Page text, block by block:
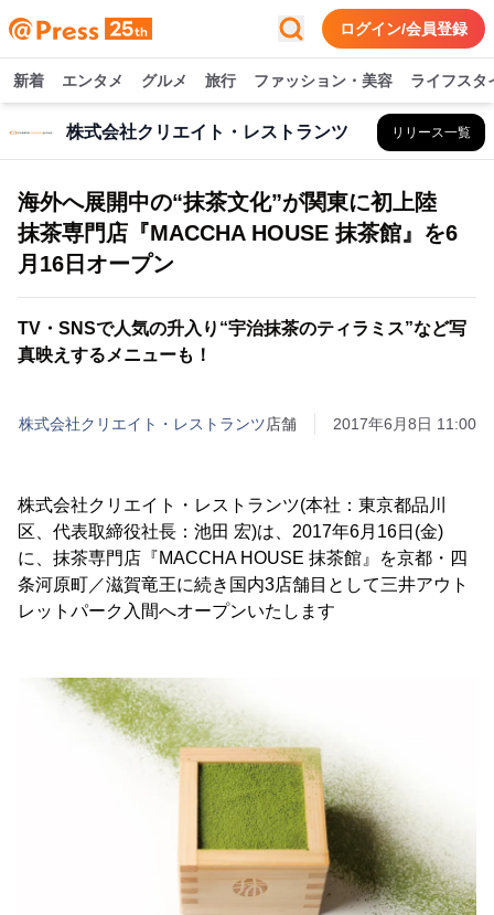
ログイン/会員登録
新着 エンタメ グルメ 旅行 ファッション・美容 ライフスタ
株式会社クリエイト・レストランツ リリース一覧
海外へ展開中の“抹茶文化”が関東に初上陸
抹茶専門店『MACCHA HOUSE 抹茶館』を6
月16日オープン
TV・SNSで人気の升入り“宇治抹茶のティラミス”など写
真映えするメニューも！
株式会社クリエイト・レストランツ店舗 2017年6月8日 11:00
株式会社クリエイト・レストランツ(本社：東京都品川
区、代表取締役社長：池田 宏)は、2017年6月16日(金)
に、抹茶専門店『MACCHA HOUSE 抹茶館』を京都・四
条河原町／滋賀竜王に続き国内3店舗目として三井アウト
レットパーク入間へオープンいたします